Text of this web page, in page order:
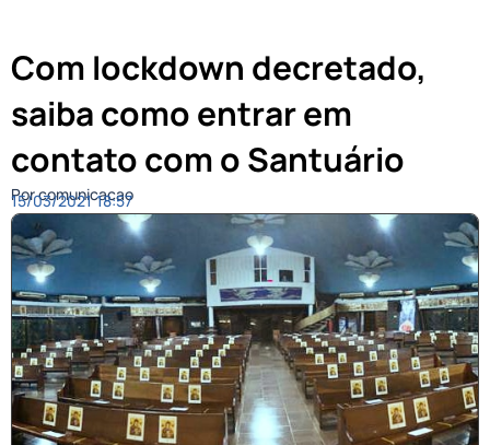
Com lockdown decretado,
saiba como entrar em
contato com o Santuário
Por comunicacao
15/03/2021 18:57